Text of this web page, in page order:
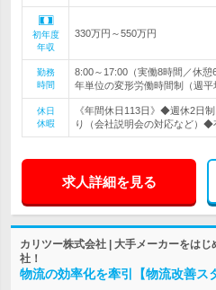
初年度
年収
330万円～550万円
勤務
時間
8:00～17:00（実働8時間／休
年単位の変形労働時間制（週平
休日
休暇
《年間休日113日》◆週休2日
り（会社説明会の対応など）◆
求人詳細を見る
カリツー株式会社 | 大手メーカーをは
社！
物流の効率化を牽引【物流改善